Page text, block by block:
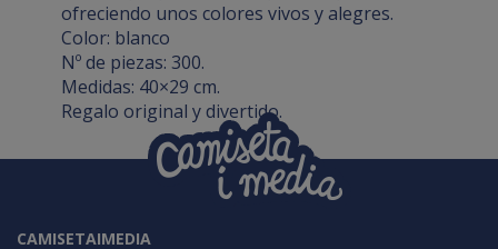
ofreciendo unos colores vivos y alegres.
Color: blanco
Nº de piezas: 300.
Medidas: 40×29 cm.
Regalo original y divertido.
CAMISETAIMEDIA